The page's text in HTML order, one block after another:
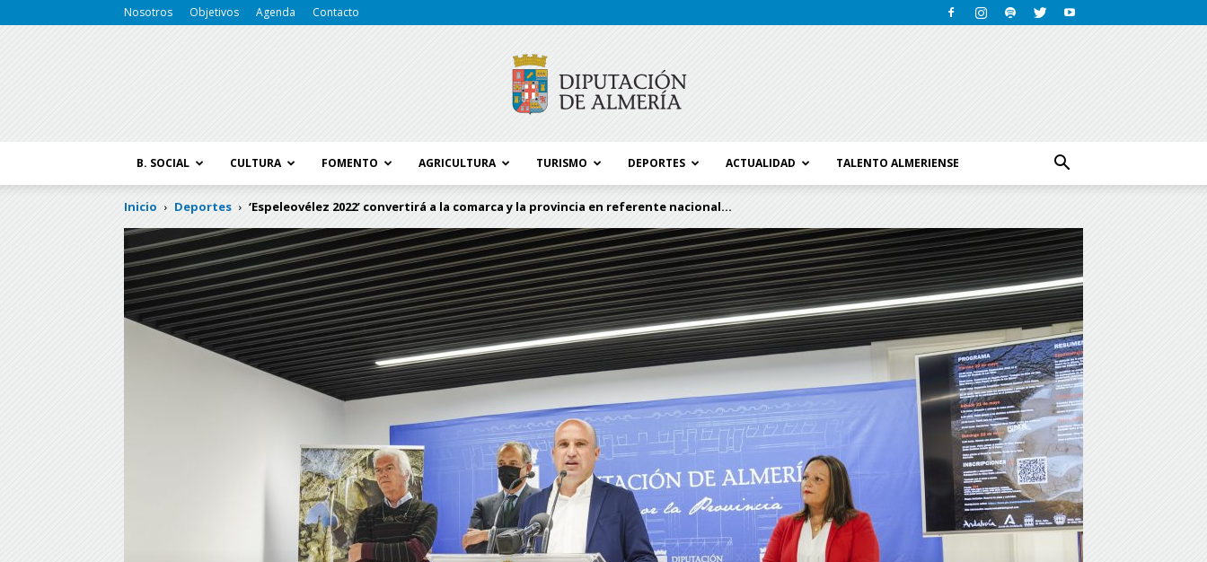
Nosotros Objetivos Agenda Contacto
Diputación
de
B. SOCIAL CULTURA FOMENTO AGRICULTURA TURISMO DEPORTES ACTUALIDAD TALENTO ALMERIENSE
Inicio Deportes ‘Espeleovélez 2022’ convertirá a la comarca y la provincia en referente nacional...